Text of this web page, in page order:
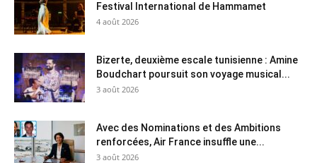
Festival International de Hammamet
4 août 2026
Bizerte, deuxième escale tunisienne : Amine
Boudchart poursuit son voyage musical...
3 août 2026
Avec des Nominations et des Ambitions
renforcées, Air France insuffle une...
3 août 2026